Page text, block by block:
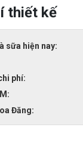
thiết kế
sữa hiện nay:
phí:
Đăng: